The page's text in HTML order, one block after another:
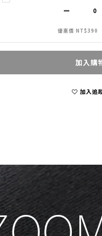
優惠價 NT$390
加入購
加入追